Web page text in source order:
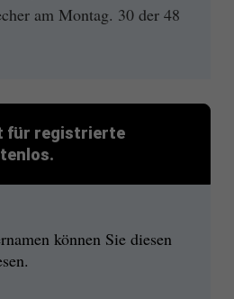
am Montag. 30 der 48
für registrierte
können Sie diesen